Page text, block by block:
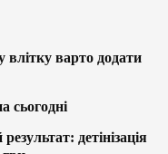
варто додати
сьогодні
детінізація